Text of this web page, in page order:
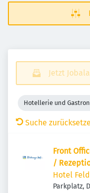
Jetzt
Hotellerie und
Suche
Front
/
Hotel
Parkplatz,